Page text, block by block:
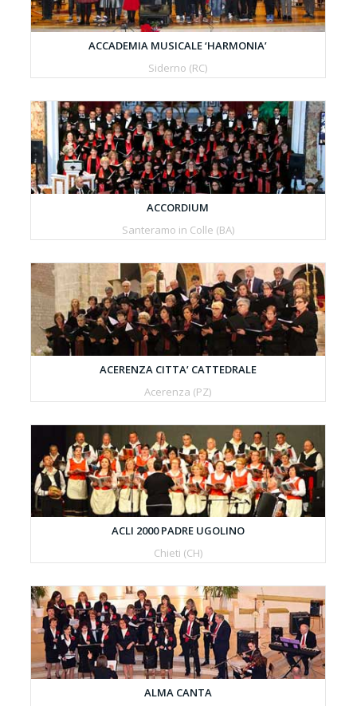
ACCADEMIA MUSICALE ‘HARMONIA’
Siderno (RC)
ACCORDIUM
Santeramo in Colle (BA)
ACERENZA CITTA’ CATTEDRALE
Acerenza (PZ)
ACLI 2000 PADRE UGOLINO
Chieti (CH)
ALMA CANTA